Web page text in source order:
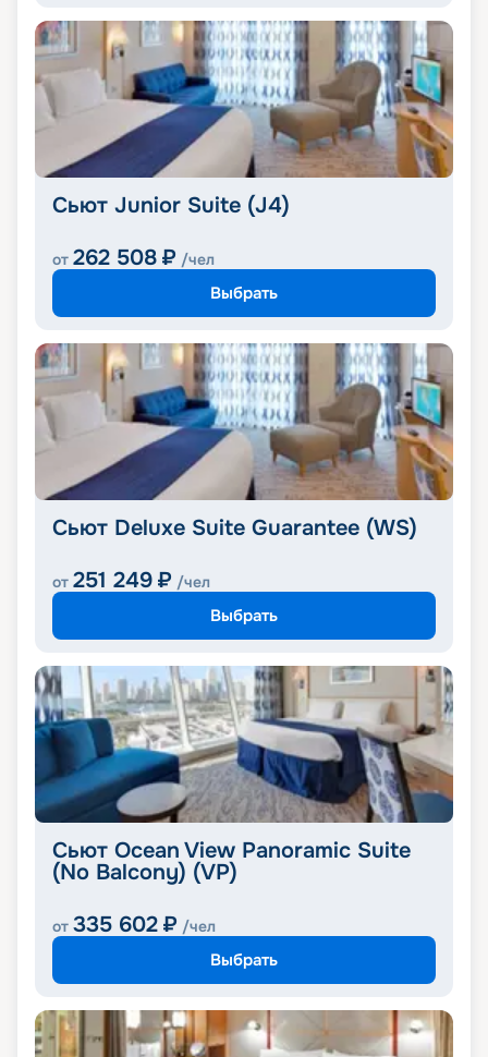
Сьют Junior Suite (J4)
от 262 508 ₽ /чел
Выбрать
Сьют Deluxe Suite Guarantee (WS)
от 251 249 ₽ /чел
Выбрать
Сьют Ocean View Panoramic Suite
(No Balcony) (VP)
от 335 602 ₽ /чел
Выбрать